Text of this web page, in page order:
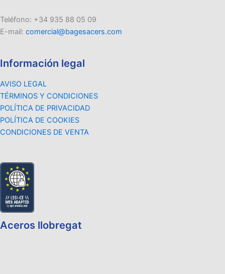
Teléfono: +34 935 88 05 09
E-mail: comercial@bagesacers.com
Información legal
AVISO LEGAL
TÉRMINOS Y CONDICIONES
POLÍTICA DE PRIVACIDAD
POLÍTICA DE COOKIES
CONDICIONES DE VENTA
Aceros llobregat